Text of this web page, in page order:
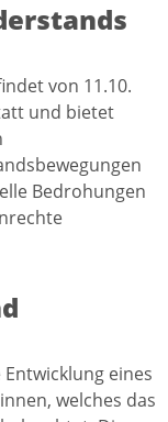
von 11.10.
und bietet
Bedrohungen
eines
welches das